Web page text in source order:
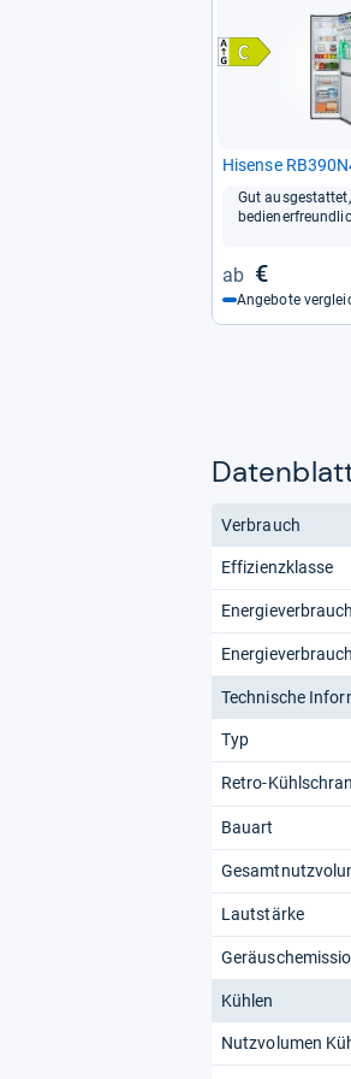
Hisense
Gut
€
Angebote
Verbrauch
Effizienzklasse
Technische
Typ
Retro-
Bauart
Lautstärke
Kühlen
Nutzvolumen